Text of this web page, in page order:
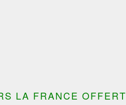
LA FRANCE